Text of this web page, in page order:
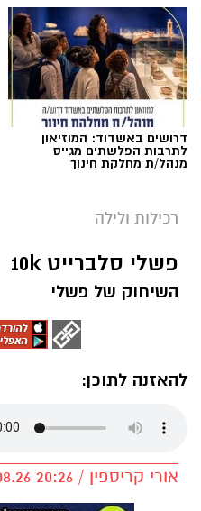
דרושים באשדוד: המוזיאון
לתרבות הפלשתים מגייס
מנהל/ת מחלקת חינוך
רכילות ולילה
פשלי סלברייט 10k
השיחוק של פשלי
להאזנה לתוכן:
אורי קריספין / 20:26 07.08.26